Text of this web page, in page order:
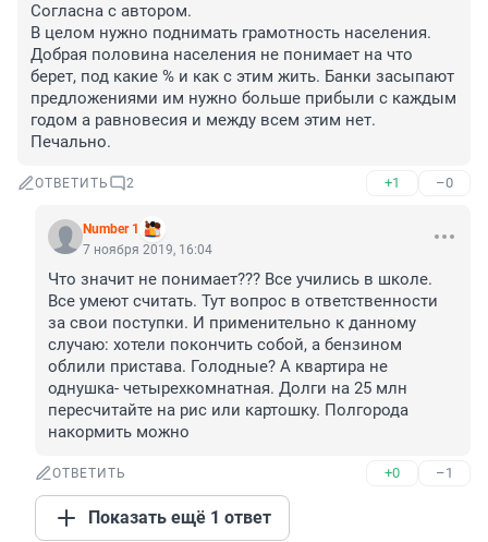
Согласна с автором.
В целом нужно поднимать грамотность населения.
Добрая половина населения не понимает на что
берет, под какие % и как с этим жить. Банки засыпают
предложениями им нужно больше прибыли с каждым
годом а равновесия и между всем этим нет.
Печально.
ОТВЕТИТЬ 2 +1 –0
Number 1
7 ноября 2019, 16:04
Что значит не понимает??? Все учились в школе.
Все умеют считать. Тут вопрос в ответственности
за свои поступки. И применительно к данному
случаю: хотели покончить собой, а бензином
облили пристава. Голодные? А квартира не
однушка- четырехкомнатная. Долги на 25 млн
пересчитайте на рис или картошку. Полгорода
накормить можно
ОТВЕТИТЬ +0 –1
Показать ещё 1 ответ